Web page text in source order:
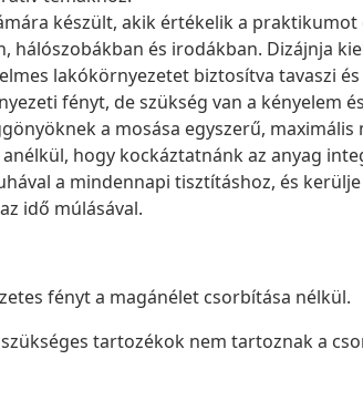
készült, akik értékelik a
hálószobákban és irodákban. Dizájnja
lakókörnyezetet biztosítva tavaszi
fényt, de szükség van a kényelem
a mosása egyszerű, maximális
anélkül, hogy kockáztatnánk az anyag
a mindennapi tisztításhoz, és
idő múlásával.
fényt a magánélet csorbítása nélkül.
tartozékok nem tartoznak a